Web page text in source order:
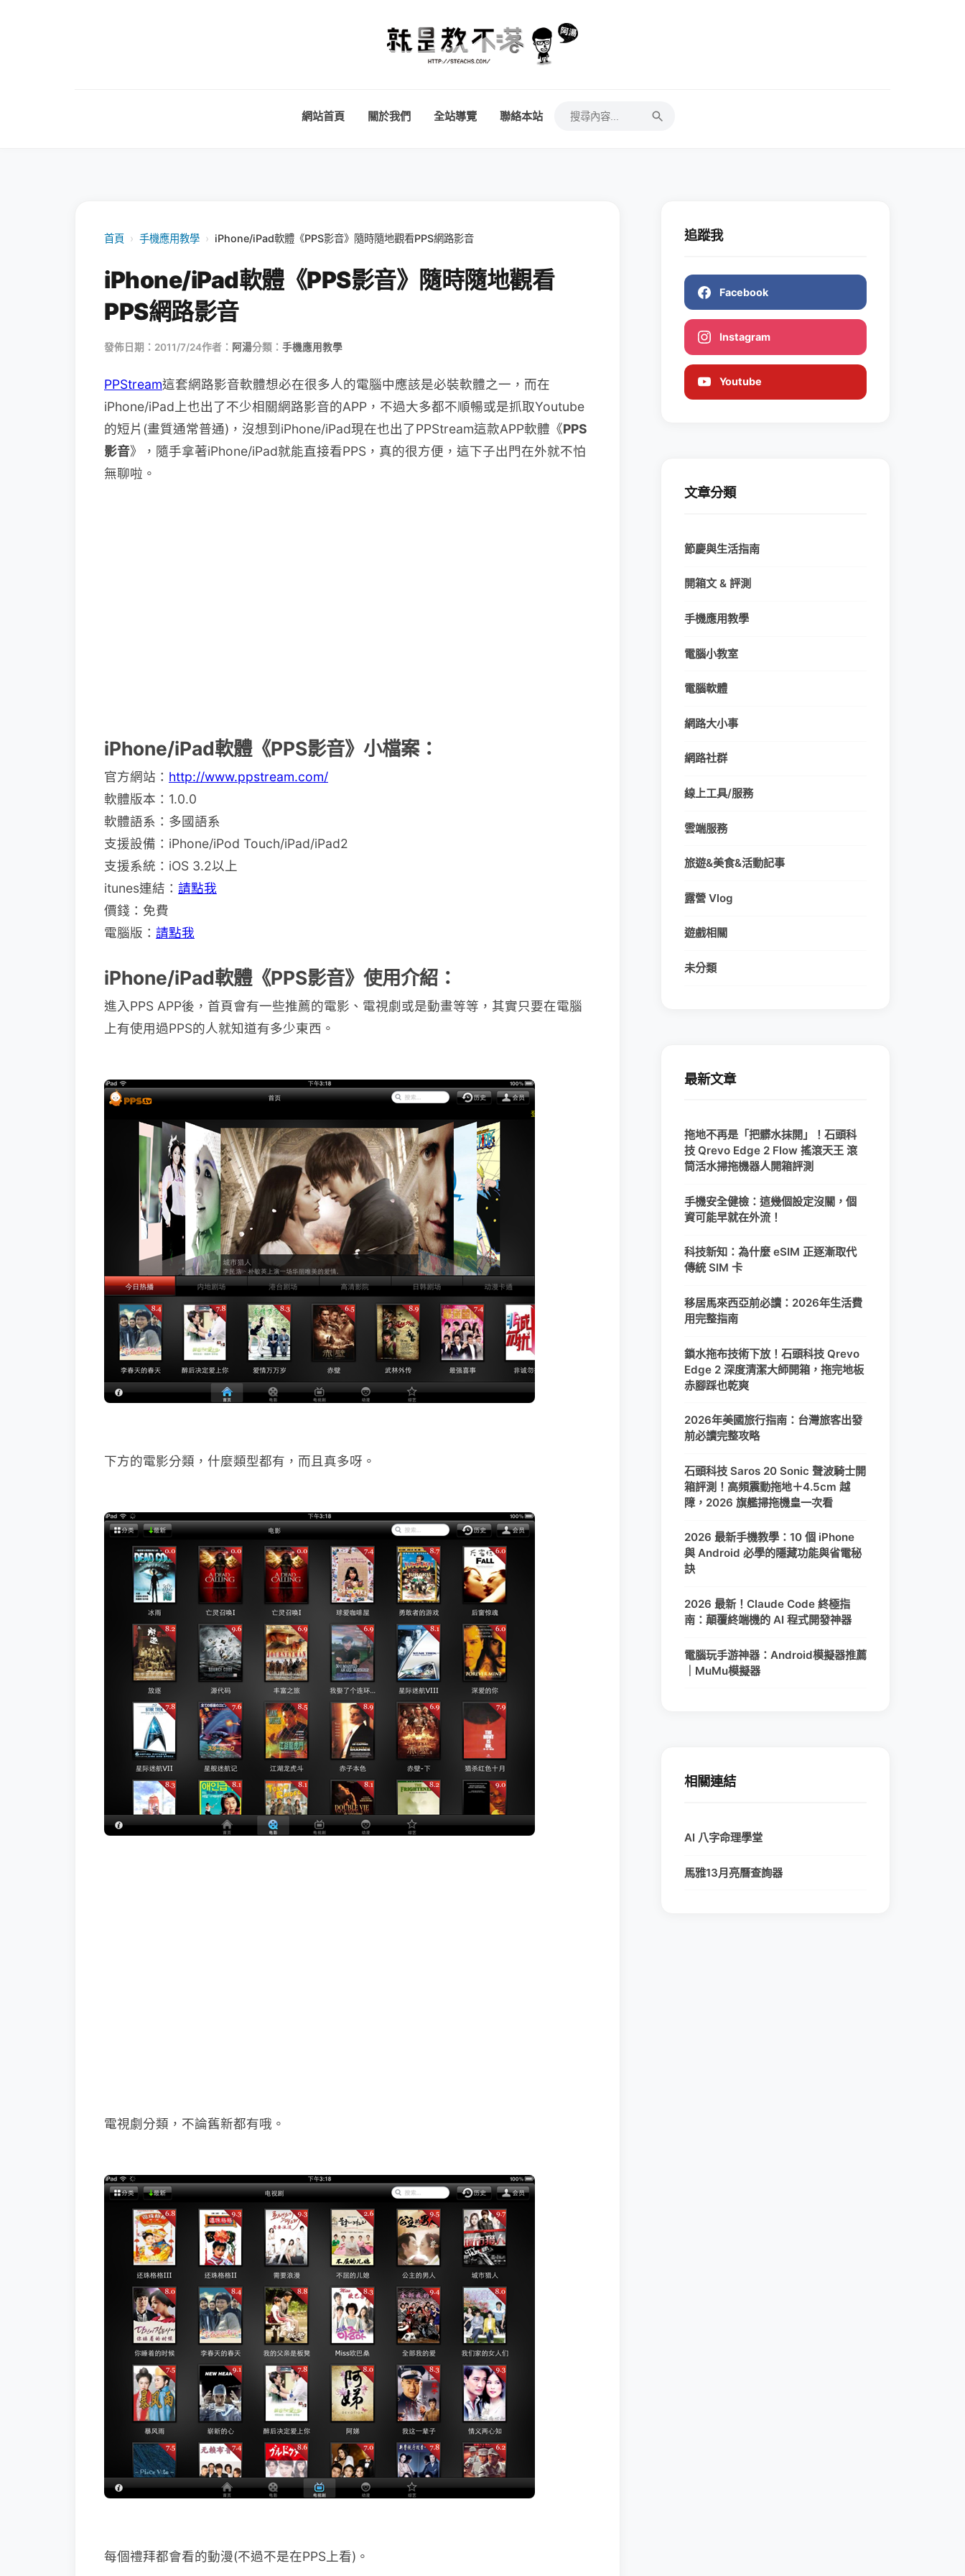
網站首頁 關於我們 全站導覽 聯絡本站
首頁 › 手機應用教學 › iPhone/iPad軟體《PPS影音》隨時隨地觀看PPS網路影音
iPhone/iPad軟體《PPS影音》隨時隨地觀看
PPS網路影音
發佈日期：2011/7/24作者： 阿湯分類： 手機應用教學
PPStream這套網路影音軟體想必在很多人的電腦中應該是必裝軟體之一，而在
iPhone/iPad上也出了不少相關網路影音的APP，不過大多都不順暢或是抓取Youtube
的短片(畫質通常普通)，沒想到iPhone/iPad現在也出了PPStream這款APP軟體《PPS
影音》，隨手拿著iPhone/iPad就能直接看PPS，真的很方便，這下子出門在外就不怕
無聊啦。
iPhone/iPad軟體《PPS影音》小檔案：
官方網站： http://www.ppstream.com/
軟體版本：1.0.0
軟體語系：多國語系
支援設備：iPhone/iPod Touch/iPad/iPad2
支援系統：iOS 3.2以上
itunes連結： 請點我
價錢：免費
電腦版： 請點我
iPhone/iPad軟體《PPS影音》使用介紹：
進入PPS APP後，首頁會有一些推薦的電影、電視劇或是動畫等等，其實只要在電腦
上有使用過PPS的人就知道有多少東西。
下方的電影分類，什麼類型都有，而且真多呀。
電視劇分類，不論舊新都有哦。
每個禮拜都會看的動漫(不過不是在PPS上看)。
追蹤我
Facebook
Instagram
Youtube
文章分類
節慶與生活指南
開箱文 & 評測
手機應用教學
電腦小教室
電腦軟體
網路大小事
網路社群
線上工具/服務
雲端服務
旅遊&美食&活動記事
露營 Vlog
遊戲相關
未分類
最新文章
拖地不再是「把髒水抹開」！石頭科
技 Qrevo Edge 2 Flow 搖滾天王 滾
筒活水掃拖機器人開箱評測
手機安全健檢：這幾個設定沒關，個
資可能早就在外流！
科技新知：為什麼 eSIM 正逐漸取代
傳統 SIM 卡
移居馬來西亞前必讀：2026年生活費
用完整指南
鎖水拖布技術下放！石頭科技 Qrevo
Edge 2 深度清潔大師開箱，拖完地板
赤腳踩也乾爽
2026年美國旅行指南：台灣旅客出發
前必讀完整攻略
石頭科技 Saros 20 Sonic 聲波騎士開
箱評測！高頻震動拖地＋4.5cm 越
障，2026 旗艦掃拖機皇一次看
2026 最新手機教學：10 個 iPhone
與 Android 必學的隱藏功能與省電秘
訣
2026 最新！Claude Code 終極指
南：顛覆終端機的 AI 程式開發神器
電腦玩手游神器：Android模擬器推薦
｜MuMu模擬器
相關連結
AI 八字命理學堂
馬雅13月亮曆查詢器